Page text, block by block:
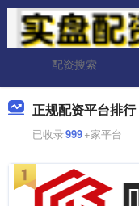
正规配资平台排行
已收录999+家平台